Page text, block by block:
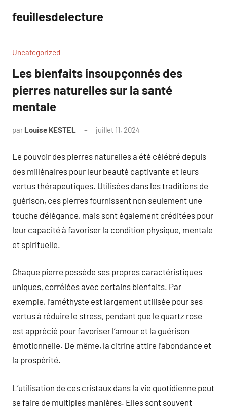
contenu
feuillesdelecture
Uncategorized
Les bienfaits insoupçonnés des
pierres naturelles sur la santé
mentale
par Louise KESTEL juillet 11, 2024
Le pouvoir des pierres naturelles a été célébré depuis
des millénaires pour leur beauté captivante et leurs
vertus thérapeutiques. Utilisées dans les traditions de
guérison, ces pierres fournissent non seulement une
touche d’élégance, mais sont également créditées pour
leur capacité à favoriser la condition physique, mentale
et spirituelle.
Chaque pierre possède ses propres caractéristiques
uniques, corrélées avec certains bienfaits. Par
exemple, l’améthyste est largement utilisée pour ses
vertus à réduire le stress, pendant que le quartz rose
est apprécié pour favoriser l’amour et la guérison
émotionnelle. De même, la citrine attire l’abondance et
la prospérité.
L’utilisation de ces cristaux dans la vie quotidienne peut
se faire de multiples manières. Elles sont souvent